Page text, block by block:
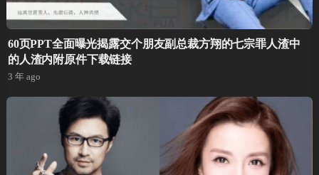
60页PPT全面曝光揭露交个朋友副总裁方翔的七宗罪人渣中
的人渣内附原件下载链接
3 年 ago